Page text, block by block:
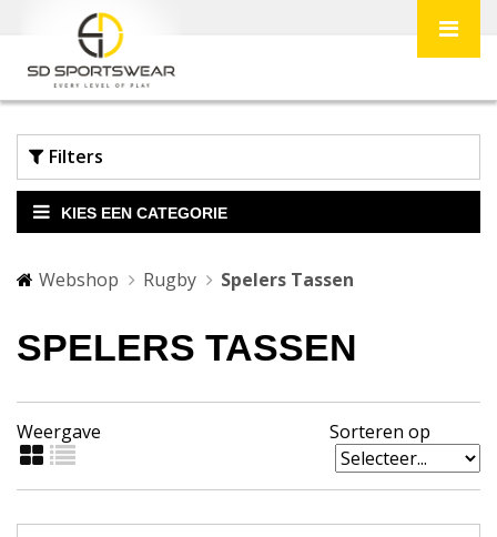
Filters
KIES EEN CATEGORIE
Webshop Rugby Spelers Tassen
SPELERS TASSEN
Weergave Sorteren op